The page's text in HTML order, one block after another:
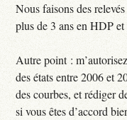
Nous faisons des
plus de 3 ans en HDP et
Autre point :
des états entre 2006 et
des courbes, et rédiger
si vous êtes d’accord